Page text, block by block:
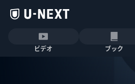
ビデオ ブック